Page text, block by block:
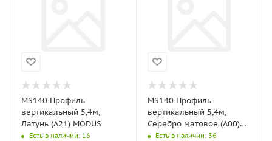
MS140 Профиль
вертикальный 5,4м,
Латунь (А21) MODUS
Есть в наличии: 16
MS140 Профиль
вертикальный 5,4м,
Серебро матовое (А00)
MODUS
Есть в наличии: 36